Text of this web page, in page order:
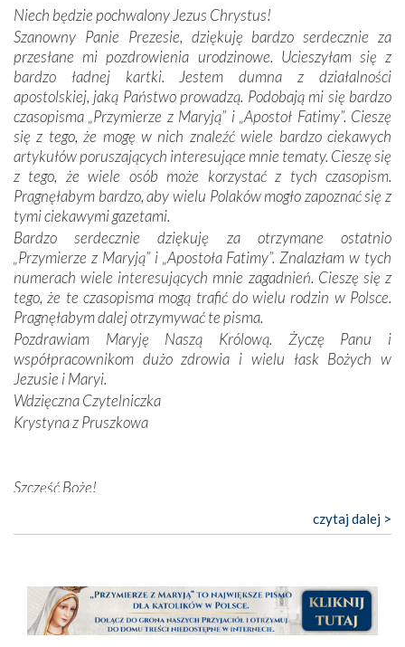
mieliśmy okazję przekonać się, że Maryja swoją opieką
otacza nie tylko nasz naród, lecz wszystkie nacje, które
się Jej ufnie oddają, a także każdą osobę, która zawierza
Jej siebie oraz swych bliskich.
Dzieje Portugalii to również historia wierności Bogu i
odstępstw, także w życiu władców. Trudne momenty w
wymiarze tak osobistym, jak i zbiorowym, przypominają o
konieczności ciągłego zabiegania o własną duszę i o łaskę
Opatrzności. Wierność przynosi pomyślność –
przynajmniej w życiu duchowym. Odstępstwo owocuje
nieszczęściem i śmiercią. Te uniwersalne prawdy
przychodziły na myśl, gdy słuchaliśmy opowieści
przewodników o portugalskich monarchach i wodzach,
zwycięskich bitwach i nieszczęśliwych losach grzesznych
kochanków.
Byli tym razem pośród Apostołów Fatimy reprezentanci
każdego spośród żyjących pokoleń. Najmłodszy uczestnik
liczył sobie 13 lat, zaś senior, pan Zdzisław – już 94.
Całe życie marzyłem, by tu przyjechać
Nasza pielgrzymka nie byłaby tak bogata w duchową treść
Oprócz zapewnienia nam możliwości codziennego
pięknych pieśni.
Każdy z nas przywiózł Matce Bożej bagaż własnych
Niech będzie pochwalony Jezus Chrystus!
Szanowny Panie Prezesie, dziękuję bardzo serdecznie za
przesłane mi pozdrowienia urodzinowe. Ucieszyłam się z
bardzo ładnej kartki. Jestem dumna z działalności
apostolskiej, jaką Państwo prowadzą. Podobają mi się bardzo
czasopisma „Przymierze z Maryją” i „Apostoł Fatimy”. Cieszę
się z tego, że mogę w nich znaleźć wiele bardzo ciekawych
artykułów poruszających interesujące mnie tematy. Cieszę się
z tego, że wiele osób może korzystać z tych czasopism.
Pragnęłabym bardzo, aby wielu Polaków mogło zapoznać się z
tymi ciekawymi gazetami.
Bardzo serdecznie dziękuję za otrzymane ostatnio
„Przymierze z Maryją” i „Apostoła Fatimy”. Znalazłam w tych
numerach wiele interesujących mnie zagadnień. Cieszę się z
tego, że te czasopisma mogą trafić do wielu rodzin w Polsce.
Pragnęłabym dalej otrzymywać te pisma.
Pozdrawiam Maryję Naszą Królową. Życzę Panu i
współpracownikom dużo zdrowia i wielu łask Bożych w
Jezusie i Maryi.
Wdzięczna Czytelniczka
Krystyna z Pruszkowa
Szczęść Boże!
to pismo, które bardzo sobie cenię i szanuję. Redagujecie
nas prowadzi!
Barbara
czytaj dalej >